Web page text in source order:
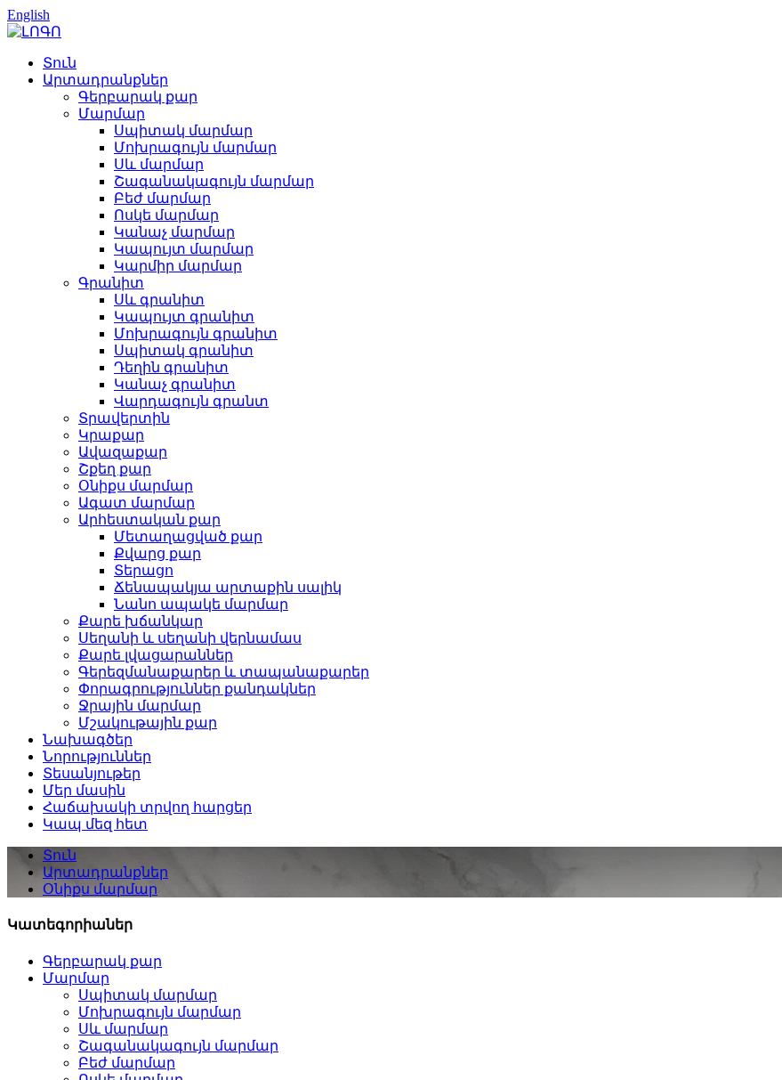
English
Տուն
Արտադրանքներ
Գերբարակ քար
Մարմար
Սպիտակ մարմար
Մոխրագույն մարմար
Սև մարմար
Շագանակագույն մարմար
Բեժ մարմար
Ոսկե մարմար
Կանաչ մարմար
Կապույտ մարմար
Կարմիր մարմար
Գրանիտ
Սև գրանիտ
Կապույտ գրանիտ
Մոխրագույն գրանիտ
Սպիտակ գրանիտ
Դեղին գրանիտ
Կանաչ գրանիտ
Վարդագույն գրանտ
Տրավերտին
Կրաքար
Ավազաքար
Շքեղ քար
Օնիքս մարմար
Ագատ մարմար
Արհեստական ​​քար
Մետաղացված քար
Քվարց քար
Տերացո
Ճենապակյա արտաքին սալիկ
Նանո ապակե մարմար
Քարե խճանկար
Սեղանի և սեղանի վերնամաս
Քարե լվացարաններ
Գերեզմանաքարեր և տապանաքարեր
Փորագրություններ քանդակներ
Ջրային մարմար
Մշակութային քար
Նախագծեր
Նորություններ
Տեսանյութեր
Մեր մասին
Հաճախակի տրվող հարցեր
Կապ մեզ հետ
Տուն
Արտադրանքներ
Օնիքս մարմար
Կատեգորիաներ
Գերբարակ քար
Մարմար
Սպիտակ մարմար
Մոխրագույն մարմար
Սև մարմար
Շագանակագույն մարմար
Բեժ մարմար